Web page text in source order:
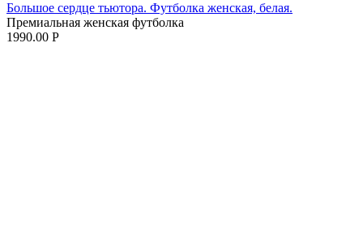
Большое сердце тьютора. Футболка женская, белая.
Премиальная женская футболка
1990.00 Р